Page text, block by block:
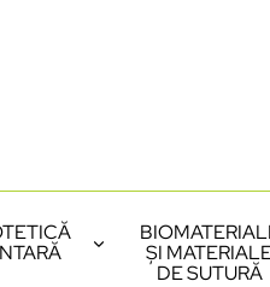
ȘI
DE SUTURĂ